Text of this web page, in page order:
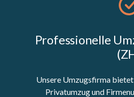
Professionelle
Unsere Umzugsfirma
Privatumzug und